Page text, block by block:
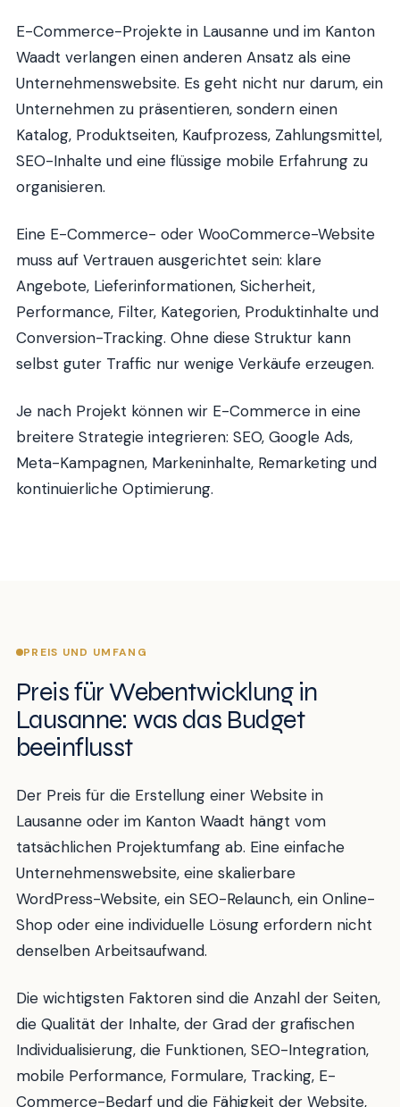
E-Commerce-Projekte in Lausanne und im Kanton
Waadt verlangen einen anderen Ansatz als eine
Unternehmenswebsite. Es geht nicht nur darum, ein
Unternehmen zu präsentieren, sondern einen
Katalog, Produktseiten, Kaufprozess, Zahlungsmittel,
SEO-Inhalte und eine flüssige mobile Erfahrung zu
organisieren.
Eine E-Commerce- oder WooCommerce-Website
muss auf Vertrauen ausgerichtet sein: klare
Angebote, Lieferinformationen, Sicherheit,
Performance, Filter, Kategorien, Produktinhalte und
Conversion-Tracking. Ohne diese Struktur kann
selbst guter Traffic nur wenige Verkäufe erzeugen.
Je nach Projekt können wir E-Commerce in eine
breitere Strategie integrieren: SEO, Google Ads,
Meta-Kampagnen, Markeninhalte, Remarketing und
kontinuierliche Optimierung.
PREIS UND UMFANG
Preis für Webentwicklung in
Lausanne: was das Budget
beeinflusst
Der Preis für die Erstellung einer Website in
Lausanne oder im Kanton Waadt hängt vom
tatsächlichen Projektumfang ab. Eine einfache
Unternehmenswebsite, eine skalierbare
WordPress-Website, ein SEO-Relaunch, ein Online-
Shop oder eine individuelle Lösung erfordern nicht
denselben Arbeitsaufwand.
Die wichtigsten Faktoren sind die Anzahl der Seiten,
die Qualität der Inhalte, der Grad der grafischen
Individualisierung, die Funktionen, SEO-Integration,
mobile Performance, Formulare, Tracking, E-
Commerce-Bedarf und die Fähigkeit der Website,